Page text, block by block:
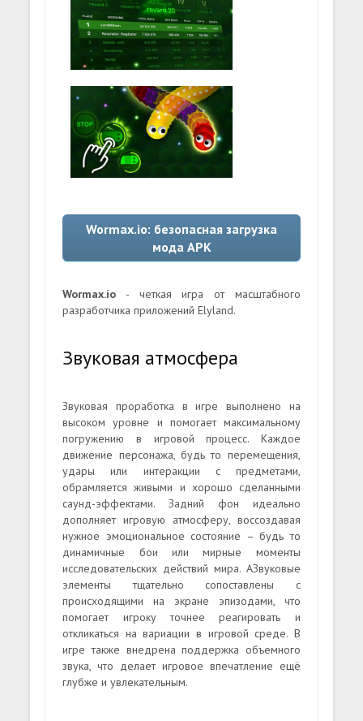
Wormax.io: безопасная загрузка
мода APK
Wormax.io - четкая игра от масштабного
разработчика приложений Elyland.
Звуковая атмосфера
Звуковая проработка в игре выполнено на
высоком уровне и помогает максимальному
погружению в игровой процесс. Каждое
движение персонажа, будь то перемещения,
удары или интеракции с предметами,
обрамляется живыми и хорошо сделанными
саунд-эффектами. Задний фон идеально
дополняет игровую атмосферу, воссоздавая
нужное эмоциональное состояние – будь то
динамичные бои или мирные моменты
исследовательских действий мира. АЗвуковые
элементы тщательно сопоставлены с
происходящими на экране эпизодами, что
помогает игроку точнее реагировать и
откликаться на вариации в игровой среде. В
игре также внедрена поддержка объемного
звука, что делает игровое впечатление ещё
глубже и увлекательным.